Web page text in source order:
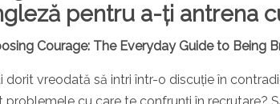
pentru a-ți antrena
Courage: The Everyday Guide to Being
dorit vreodată să intri într-o discuție în